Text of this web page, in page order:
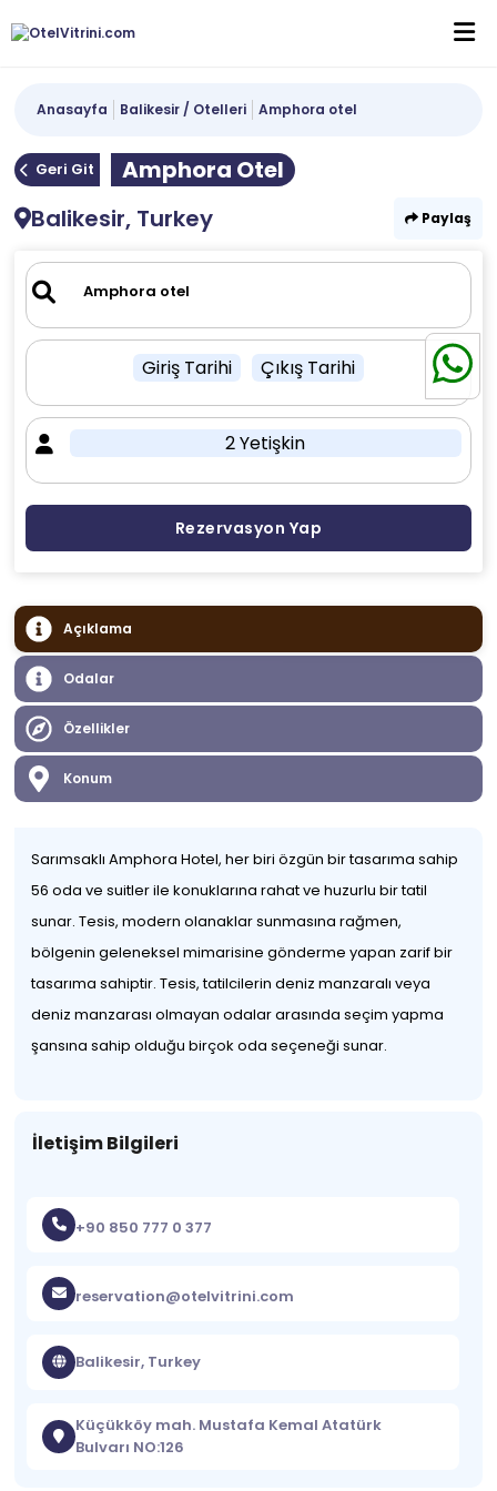
Anasayfa Balikesir / Otelleri Amphora otel
Geri Git
Amphora Otel
Balikesir, Turkey
Paylaş
Giriş Tarihi Çıkış Tarihi
2 Yetişkin
Rezervasyon Yap
Açıklama
Odalar
Özellikler
Konum
Sarımsaklı Amphora Hotel, her biri özgün bir tasarıma sahip
56 oda ve suitler ile konuklarına rahat ve huzurlu bir tatil
sunar. Tesis, modern olanaklar sunmasına rağmen,
bölgenin geleneksel mimarisine gönderme yapan zarif bir
tasarıma sahiptir. Tesis, tatilcilerin deniz manzaralı veya
deniz manzarası olmayan odalar arasında seçim yapma
şansına sahip olduğu birçok oda seçeneği sunar.
İletişim Bilgileri
+90 850 777 0 377
reservation@otelvitrini.com
Balikesir, Turkey
Küçükköy mah. Mustafa Kemal Atatürk
Bulvarı NO:126